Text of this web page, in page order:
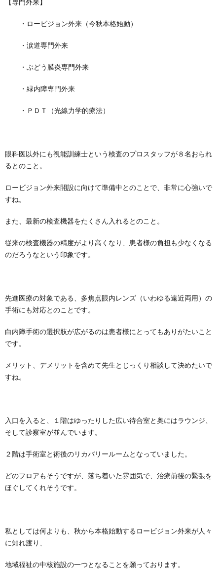
【専門外来】
・ロービジョン外来（今秋本格始動）
・涙道専門外来
・ぶどう膜炎専門外来
・緑内障専門外来
・ＰＤＴ（光線力学的療法）
眼科医以外にも視能訓練士という検査のプロスタッフが８名おられ
るとのこと。
ロービジョン外来開設に向けて準備中とのことで、非常に心強いで
すね。
また、最新の検査機器をたくさん入れるとのこと。
従来の検査機器の精度がより高くなり、患者様の負担も少なくなる
のだろうなという印象です。
先進医療の対象である、多焦点眼内レンズ（いわゆる遠近両用）の
手術にも対応とのことです。
白内障手術の選択肢が広がるのは患者様にとってもありがたいこと
です。
メリット、デメリットを含めて先生とじっくり相談して決めたいで
すね。
入口を入ると、１階はゆったりした広い待合室と奥にはラウンジ、
そして診察室が並んでいます。
２階は手術室と術後のリカバリールームとなっていました。
どのフロアもそうですが、落ち着いた雰囲気で、治療前後の緊張を
ほぐしてくれそうです。
私としては何よりも、秋から本格始動するロービジョン外来が人々
に知れ渡り、
地域福祉の中核施設の一つとなることを願っております。